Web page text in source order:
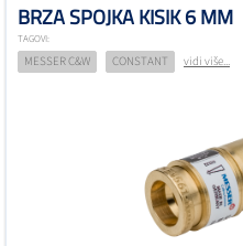
BRZA SPOJKA KISIK 6 MM
TAGOVI:
MESSER C&W CONSTANT vidi više...